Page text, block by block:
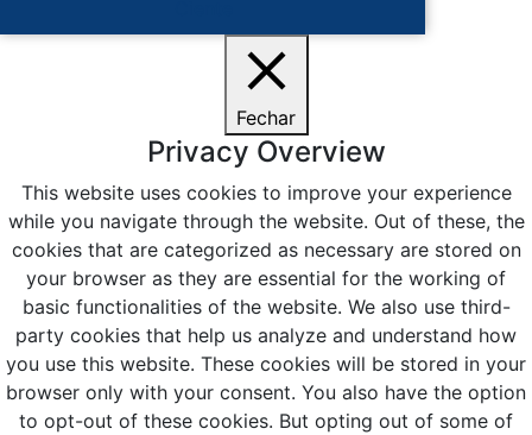
Fechar
Privacy Overview
This website uses cookies to improve your experience
while you navigate through the website. Out of these, the
cookies that are categorized as necessary are stored on
your browser as they are essential for the working of
basic functionalities of the website. We also use third-
party cookies that help us analyze and understand how
you use this website. These cookies will be stored in your
browser only with your consent. You also have the option
to opt-out of these cookies. But opting out of some of